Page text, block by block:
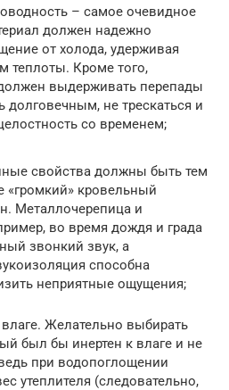
– самое очевидное
должен надежно
от холода, удерживая
теплоты. Кроме того,
выдерживать перепады
долговечным, не трескаться и
со временем;
свойства должны быть тем
«громкий» кровельный
Металлочерепица и
во время дождя и града
звонкий звук, а
способна
неприятные ощущения;
Желательно выбирать
был бы инертен к влаге и не
при водопоглощении
утеплителя (следовательно,